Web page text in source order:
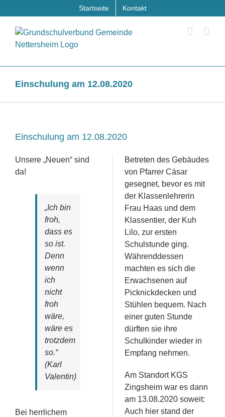
Inhalt
springen
Startseite Kontakt
Einschulung am 12.08.2020
Einschulung am 12.08.2020
Unsere „Neuen“ sind
da!
„Ich bin
froh,
dass es
so ist.
Denn
wenn
ich
nicht
froh
wäre,
wäre es
trotzdem
so.“
(Karl
Valentin)
Bei herrlichem
Betreten des Gebäudes
von Pfarrer Cäsar
gesegnet, bevor es mit
der Klassenlehrerin
Frau Haas und dem
Klassentier, der Kuh
Lilo, zur ersten
Schulstunde ging.
Währenddessen
machten es sich die
Erwachsenen auf
Picknickdecken und
Stühlen bequem. Nach
einer guten Stunde
dürften sie ihre
Schulkinder wieder in
Empfang nehmen.
Am Standort KGS
Zingsheim war es dann
am 13.08.2020 soweit:
Auch hier stand der